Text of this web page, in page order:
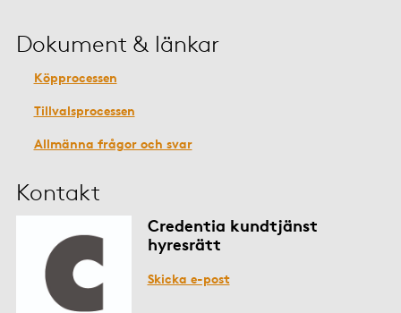
Dokument & länkar
Köpprocessen
Tillvalsprocessen
Allmänna frågor och svar
Kontakt
Credentia kundtjänst
hyresrätt
Skicka e-post